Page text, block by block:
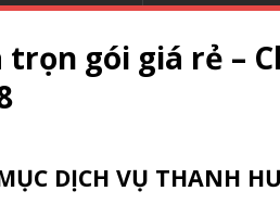
trọn gói giá rẻ –
DỊCH VỤ THANH